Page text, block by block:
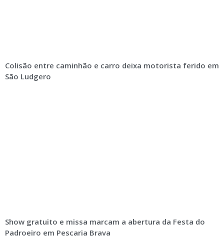
Colisão entre caminhão e carro deixa motorista ferido em
São Ludgero
Show gratuito e missa marcam a abertura da Festa do
Padroeiro em Pescaria Brava